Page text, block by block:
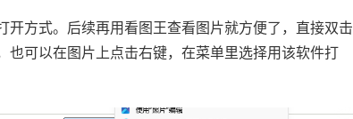
方式。后续再用看图王查看图片就方便了，直接双击
也可以在图片上点击右键，在菜单里选择用该软件打